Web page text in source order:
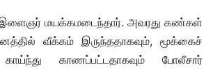
இளைஞர் மயக்கமடைந்தார். அவரது கண்கள்
வீக்கம் இருந்ததாகவும், மூக்கைச்
காணப்பட்டதாகவும் போலீசார்